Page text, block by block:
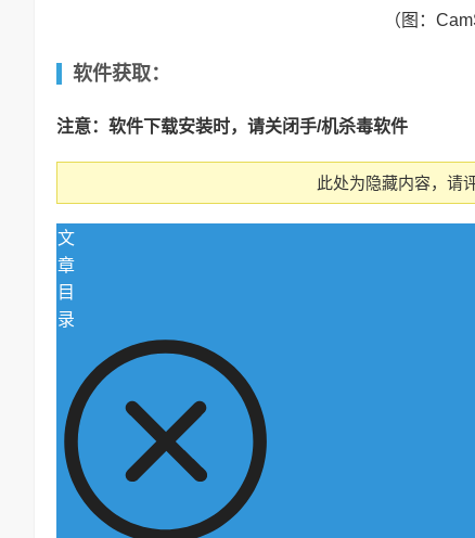
（图：
软件获取：
注意：软件下载安装时，请关闭手/机杀毒软件
此处为隐藏内容，请
文
章
目
录